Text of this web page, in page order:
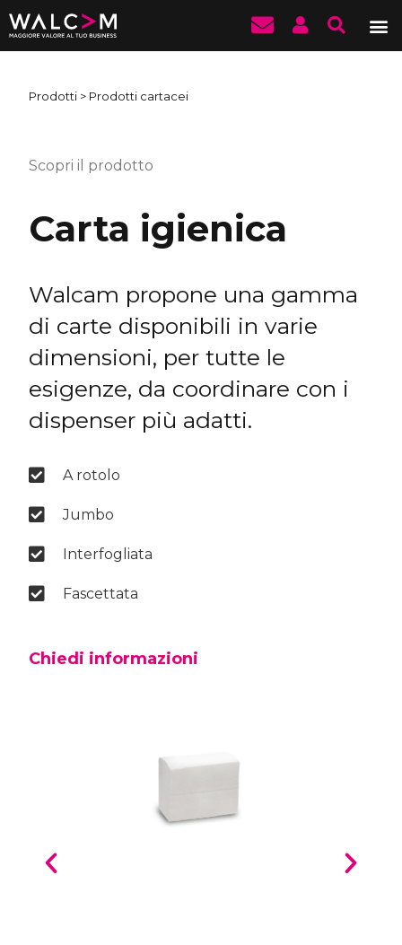
Prodotti > Prodotti cartacei
Scopri il prodotto
Carta igienica
Walcam propone una gamma
di carte disponibili in varie
dimensioni, per tutte le
esigenze, da coordinare con i
dispenser più adatti.
A rotolo
Jumbo
Interfogliata
Fascettata
Chiedi informazioni